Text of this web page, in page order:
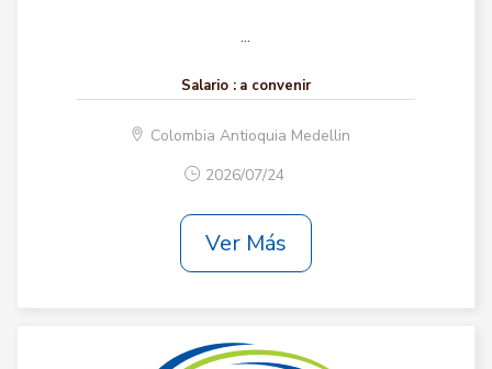
...
Salario : a convenir
Colombia Antioquia Medellin
2026/07/24
Ver Más